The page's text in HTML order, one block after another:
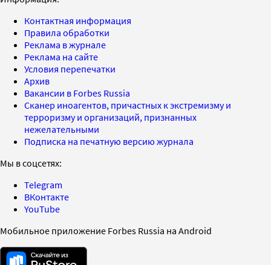
Контактная информация
Правила обработки
Реклама в журнале
Реклама на сайте
Условия перепечатки
Архив
Вакансии в Forbes Russia
Сканер иноагентов, причастных к экстремизму и
терроризму и организаций, признанных
нежелательными
Подписка на печатную версию журнала
Мы в соцсетях:
Telegram
ВКонтакте
YouTube
Мобильное приложение Forbes Russia на Android